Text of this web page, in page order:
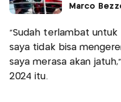
Marco
“Sudah terlambat
saya tidak bisa
saya merasa akan
2024 itu.